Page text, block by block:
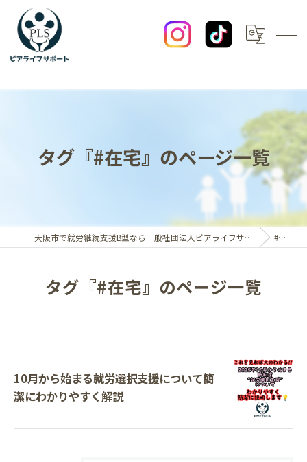
タグ『#在宅』のページ一覧
大阪市で就労継続支援B型なら一般社団法人ピアライフサポート #在宅
タグ『#在宅』のページ一覧
10月から始まる就労選択支援について簡
潔にわかりやすく解説